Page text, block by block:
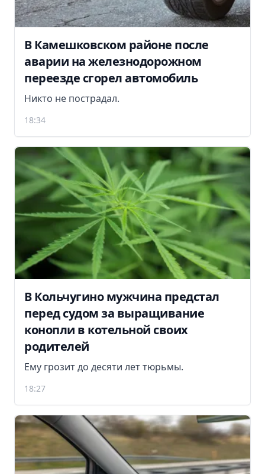
В Камешковском районе после
аварии на железнодорожном
переезде сгорел автомобиль
Никто не пострадал.
18:34
В Кольчугино мужчина предстал
перед судом за выращивание
конопли в котельной своих
родителей
Ему грозит до десяти лет тюрьмы.
18:27